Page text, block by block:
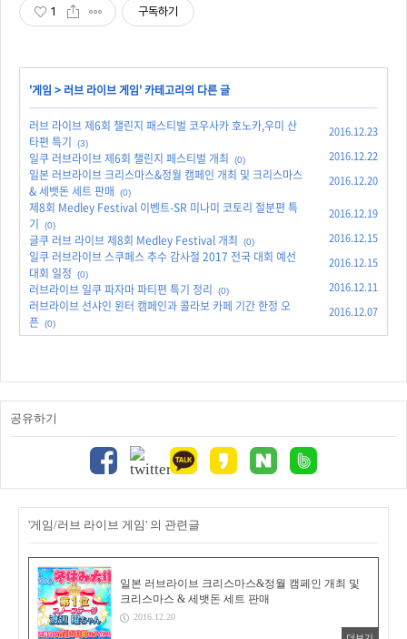
1 구독하기
'게임 > 러브 라이브 게임' 카테고리의 다른 글
러브 라이브 제6회 챌린지 패스티벌 코우사카 호노카,우미 산
타편 특기
(3)
2016.12.23
일쿠 러브라이브 제6회 챌린지 페스티벌 개최 (0) 2016.12.22
일본 러브라이브 크리스마스&정월 캠페인 개최 및 크리스마스
& 세뱃돈 세트 판매
(0)
2016.12.20
제8회 Medley Festival 이벤트-SR 미나미 코토리 절분편 특
기
(0)
2016.12.19
글쿠 러브 라이브 제8회 Medley Festival 개최 (0) 2016.12.15
일쿠 러브라이브 스쿠페스 추수 감사절 2017 전국 대회 예선
대회 일정
(0)
2016.12.15
러브라이브 일쿠 파자마 파티편 특기 정리 (0) 2016.12.11
러브라이브 선샤인 윈터 캠페인과 콜라보 카페 기간 한정 오
픈 (0)
2016.12.07
공유하기
'게임/러브 라이브 게임' 의 관련글
일본 러브라이브 크리스마스&정월 캠페인 개최 및
크리스마스 & 세뱃돈 세트 판매
2016.12.20